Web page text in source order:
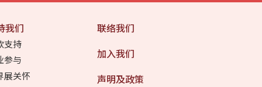
我们
支持
参与
展关怀
联络我们
加入我们
声明及政策